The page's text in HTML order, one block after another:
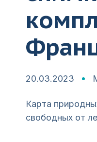
20.03.2023
Карта
свободных от